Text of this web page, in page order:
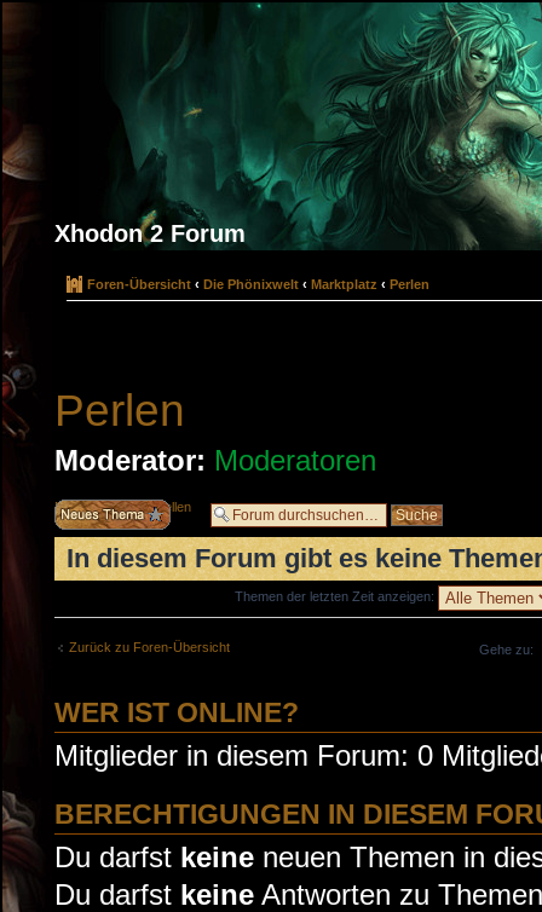
Xhodon 2 Forum
Foren-Übersicht ‹ Die Phönixwelt ‹ Marktplatz ‹ Perlen
Perlen
Moderator: Moderatoren
Neues Thema erstellen
In diesem Forum gibt es keine
Themen der letzten Zeit anzeigen:
Zurück zu Foren-Übersicht Gehe zu:
WER IST ONLINE?
Mitglieder in diesem Forum: 0
BERECHTIGUNGEN IN DIESEM
Du darfst keine neuen Themen in
Du darfst keine Antworten zu